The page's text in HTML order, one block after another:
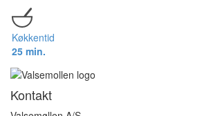
Køkkentid
25 min.
Kontakt